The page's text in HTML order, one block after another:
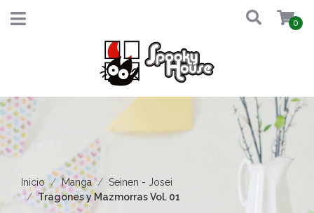
0
Inicio Manga
Seinen - Josei
Tragones y Mazmorras Vol. 01